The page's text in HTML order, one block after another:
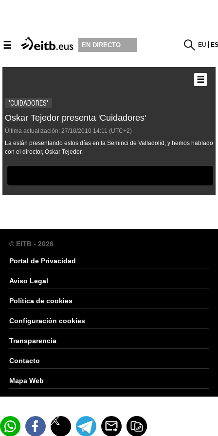
☰ EN DIRECTO EU
'CUIDADORES'
Oskar Tejedor presenta 'Cuidadores'
Última actualización: 27/10/2010 14:11 (UTC+2)
La están presentando estos días en la Seminci de Valladolid, y hemos hablado
con el director, Oskar Tejedor.
☰
© EITB - 2026
Portal de Privacidad
Aviso Legal
Política de cookies
Configuración cookies
Transparencia
Contacto
Mapa Web